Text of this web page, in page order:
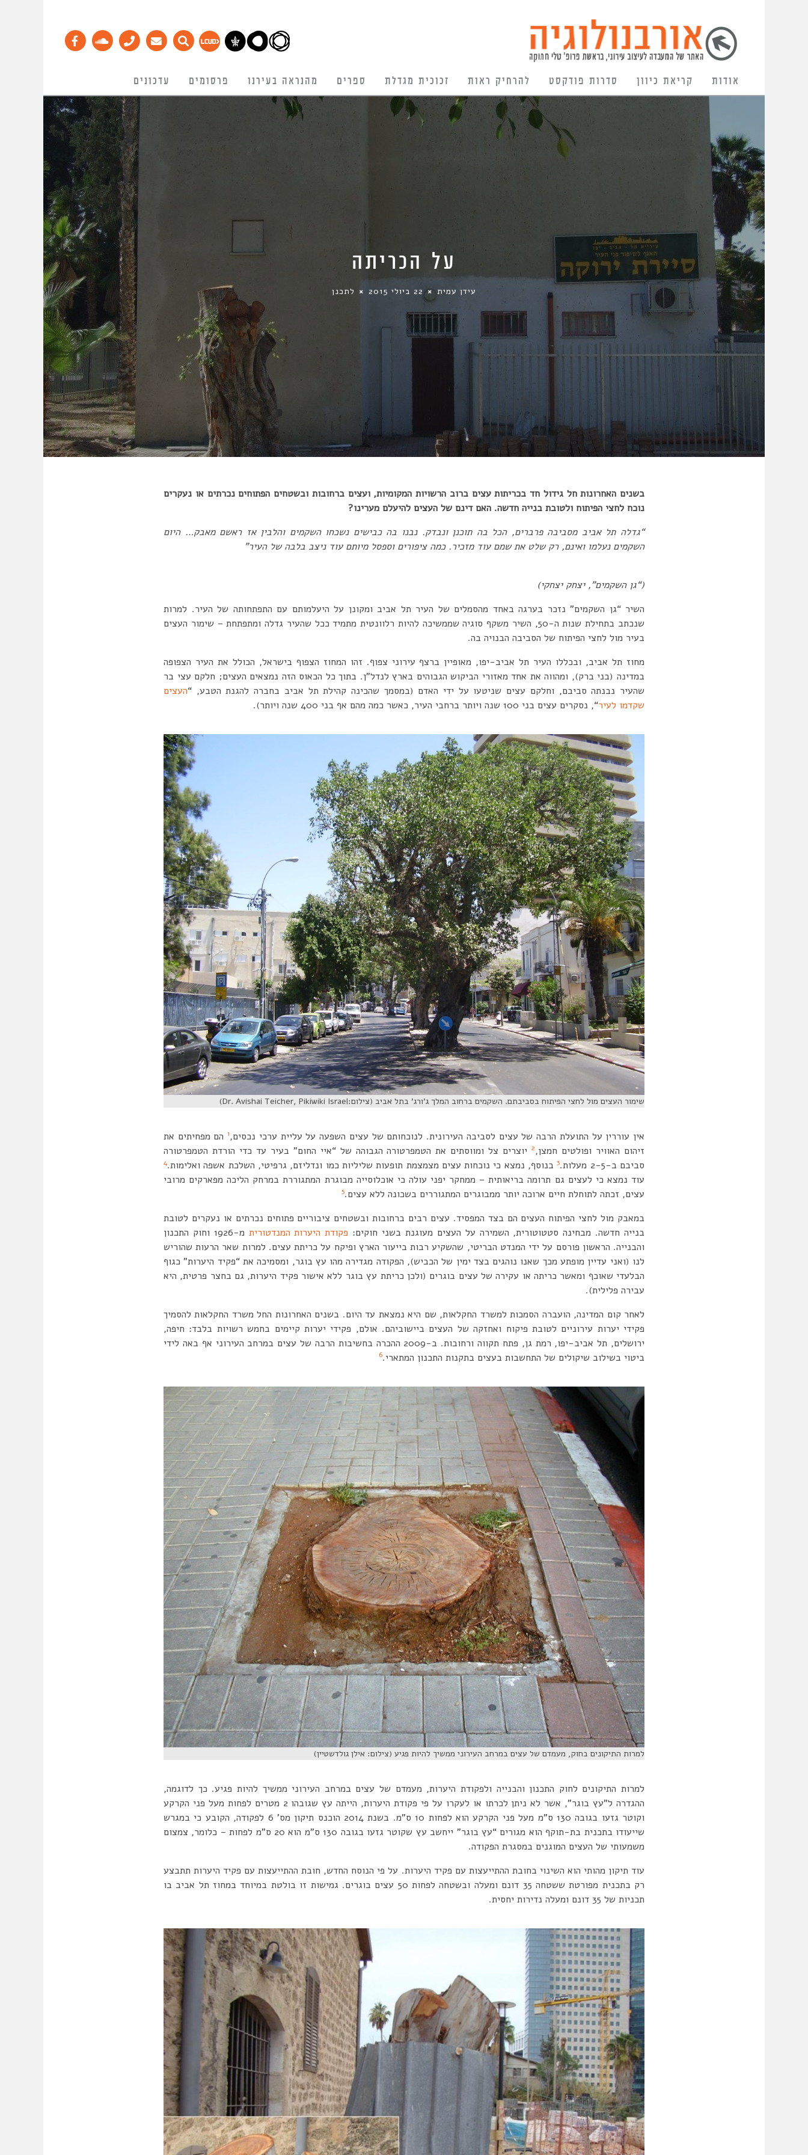
אודות קריאת כיוון סדרות פודקסט להרחיק ראות זכוכית מגדלת ספרים מהנראה בעירנו פרסומים עדכונים
על הכריתה
עידן עמית 22 ביולי 2015 לתכנן
בשנים האחרונות חל גידול חד בכריתות עצים ברוב הרשויות המקומיות, ועצים ברחובות ובשטחים הפתוחים נכרתים או נעקרים
נוכח לחצי הפיתוח ולטובת בנייה חדשה. האם דינם של העצים להיעלם מערינו?
“גדלה תל אביב מסביבה פרברים, הכל בה תוכנן ונבדק. נבנו בה כבישים נשכחו השקמים והלבין אז ראשם מאבק… היום
השקמים נעלמו ואינם, רק שלט את שמם עוד מזכיר. כמה ציפורים וספסל מיותם עוד ניצב בלבה של העיר”
(“גן השקמים”, יצחק יצחקי)
השיר “גן השקמים” נזכר בערגה באחד מהסמלים של העיר תל אביב ומקונן על היעלמותם עם התפתחותה של העיר. למרות
שנכתב בתחילת שנות ה-50, השיר משקף סוגיה שממשיכה להיות רלוונטית מתמיד ככל שהעיר גדלה ומתפתחת – שימור העצים
בעיר מול לחצי הפיתוח של הסביבה הבנויה בה.
מחוז תל אביב, ובכללו העיר תל אביב-יפו, מאופיין ברצף עירוני צפוף. זהו המחוז הצפוף בישראל, הכולל את העיר הצפופה
במדינה (בני ברק), ומהווה את אחד מאזורי הביקוש הגבוהים בארץ לנדל”ן. בתוך כל הכאוס הזה נמצאים העצים; חלקם עצי בר
שהעיר נבנתה סביבם, וחלקם עצים שניטעו על ידי האדם (במסמך שהכינה קהילת תל אביב בחברה להגנת הטבע, “העצים
שקדמו לעיר“, נסקרים עצים בני 100 שנה ויותר ברחבי העיר, כאשר כמה מהם אף בני 400 שנה ויותר).
שימור העצים מול לחצי הפיתוח בסביבתם. השקמים ברחוב המלך ג’ורג’ בתל אביב (צילום:Dr. Avishai Teicher, Pikiwiki Israel)
אין עוררין על התועלת הרבה של עצים לסביבה העירונית. לנוכחותם של עצים השפעה על עליית ערכי נכסים,1הם מפחיתים את
זיהום האוויר ופולטים חמצן,
2יוצרים צל ומווסתים את הטמפרטורה הגבוהה של “איי החום” בעיר עד כדי הורדת הטמפרטורה
סביבם ב-2-5 מעלות
.
3בנוסף, נמצא כי נוכחות עצים מצמצמת תופעות שליליות כמו ונדליזם, גרפיטי, השלכת אשפה ואלימות.4
עוד נמצא כי לעצים גם תרומה בריאותית – ממחקר יפני עולה כי אוכלוסייה מבוגרת המתגוררת במרחק הליכה מפארקים מרובי
עצים, זכתה לתוחלת חיים ארוכה יותר ממבוגרים המתגוררים בשכונה ללא עצים.
5
במאבק מול לחצי הפיתוח העצים הם בצד המפסיד. עצים רבים ברחובות ובשטחים ציבוריים פתוחים נכרתים או נעקרים לטובת
בנייה חדשה. מבחינה סטטוטורית, השמירה על העצים מעוגנת בשני חוקים: פקודת היערות המנדטורית
מ-1926 וחוק התכנון
והבנייה. הראשון פורסם על ידי המנדט הבריטי, שהשקיע רבות בייעור הארץ ופיקח על כריתת עצים. למרות שאר הרעות שהוריש
לנו (ואני עדיין מופתע מכך שאנו נוהגים בצד ימין של הכביש), הפקודה מגדירה מהו עץ בוגר, ומסמיכה את “פקיד היערות” כגוף
הבלעדי שאוכף ומאשר כריתה או עקירה של עצים בוגרים (ולכן כריתת עץ בוגר ללא אישור פקיד היערות, גם בחצר פרטית, היא
עבירה פלילית).
לאחר קום המדינה, הועברה הסמכות למשרד החקלאות, שם היא נמצאת עד היום. בשנים האחרונות החל משרד החקלאות להסמיך
פקידי יערות עירוניים לטובת פיקוח ואחזקה של העצים ביישוביהם. אולם, פקידי יערות קיימים בחמש רשויות בלבד: חיפה,
ירושלים, תל אביב-יפו, רמת גן, פתח תקווה ורחובות. ב-2009 ההכרה בחשיבות הרבה של עצים במרחב העירוני אף באה לידי
ביטוי בשילוב שיקולים של התחשבות בעצים בתקנות התכנון המתארי.6
למרות התיקונים בחוק, מעמדם של עצים במרחב העירוני ממשיך להיות פגיע (צילום: אילן גולדשטיין)
למרות התיקונים לחוק התכנון והבנייה ולפקודת היערות, מעמדם של עצים במרחב העירוני ממשיך להיות פגיע. כך לדוגמה,
ההגדרה ל”עץ בוגר”, אשר לא ניתן לכרתו או לעקרו על פי פקודת היערות, הייתה עץ שגובהו 2 מטרים לפחות מעל פני הקרקע
וקוטר גזעו בגובה 130 ס”מ מעל פני הקרקע הוא לפחות 10 ס”מ. בשנת 2014 הוכנס תיקון מס’ 6 לפקודה, הקובע כי במגרש
שייעודו בתכנית בת-תוקף הוא מגורים “עץ בוגר” ייחשב עץ שקוטר גזעו בגובה 130 ס”מ הוא 20 ס”מ לפחות – כלומר, צמצום
משמעותי של העצים המוגנים במסגרת הפקודה.
עוד תיקון מהותי הוא השינוי בחובת ההתייעצות עם פקיד היערות. על פי הנוסח החדש, חובת ההתייעצות עם פקיד היערות תתבצע
רק בתכנית מפורטת ששטחה 35 דונם ומעלה ובשטחה לפחות 50 עצים בוגרים. גמישות זו בולטת במיוחד במחוז תל אביב בו
תכניות של 35 דונם ומעלה נדירות יחסית.